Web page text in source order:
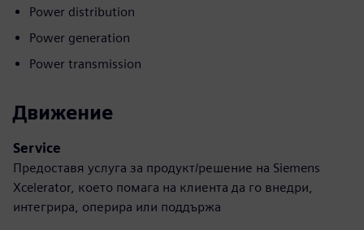
Power distribution
Power generation
Power transmission
Движение
Service
Предоставя услуга за продукт/решение на Siemens
Xcelerator, което помага на клиента да го внедри,
интегрира, оперира или поддържа